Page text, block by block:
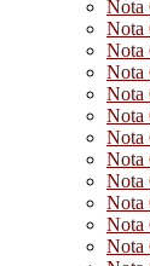
Nota
Nota
Nota
Nota
Nota
Nota
Nota
Nota
Nota
Nota
Nota
Nota